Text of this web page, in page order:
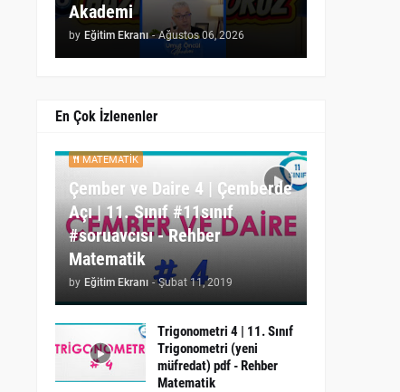
Akademi
by Eğitim Ekranı - Ağustos 06, 2026
En Çok İzlenenler
MATEMATIK
Çember ve Daire 4 | Çemberde
Açı | 11. Sınıf #11sınıf
#soruavcısı - Rehber
Matematik
by Eğitim Ekranı - Şubat 11, 2019
Trigonometri 4 | 11. Sınıf
Trigonometri (yeni
müfredat) pdf - Rehber
Matematik